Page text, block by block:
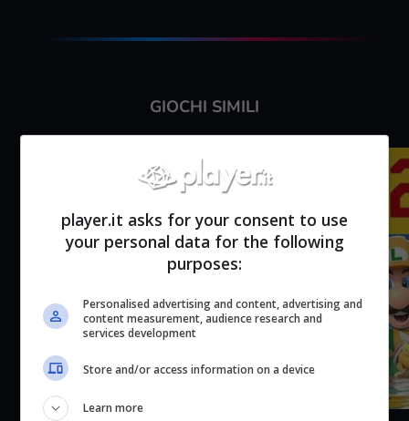
GIOCHI SIMILI
player.it asks for your consent to use
your personal data for the following
purposes:
Personalised advertising and content, advertising and
content measurement, audience research and
services development
Store and/or access information on a device
Learn more